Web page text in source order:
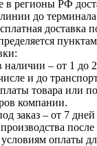
в регионы РФ
до
доставка
наличии – от 1
и до
товара или
компании.
заказ – от 7
оплаты